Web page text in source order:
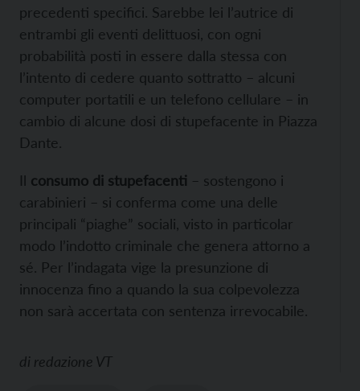
precedenti specifici. Sarebbe lei l’autrice di
entrambi gli eventi delittuosi, con ogni
probabilità posti in essere dalla stessa con
l’intento di cedere quanto sottratto – alcuni
computer portatili e un telefono cellulare – in
cambio di alcune dosi di stupefacente in Piazza
Dante.
Il consumo di stupefacenti – sostengono i
carabinieri – si conferma come una delle
principali “piaghe” sociali, visto in particolar
modo l’indotto criminale che genera attorno a
sé. Per l’indagata vige la presunzione di
innocenza fino a quando la sua colpevolezza
non sarà accertata con sentenza irrevocabile.
di redazione VT